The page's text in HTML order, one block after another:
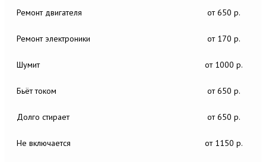
Ремонт двигателя от 650 р.
Ремонт электроники от 170 р.
Шумит от 1000 р.
Бьёт током от 650 р.
Долго стирает от 650 р.
Не включается от 1150 р.